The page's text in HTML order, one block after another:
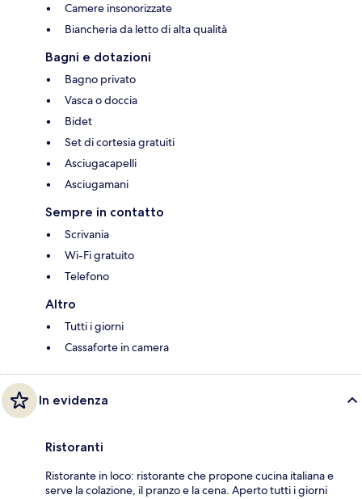
Camere insonorizzate
Biancheria da letto di alta qualità
Bagni e dotazioni
Bagno privato
Vasca o doccia
Bidet
Set di cortesia gratuiti
Asciugacapelli
Asciugamani
Sempre in contatto
Scrivania
Wi-Fi gratuito
Telefono
Altro
Tutti i giorni
Cassaforte in camera
In evidenza
Ristoranti
Ristorante in loco: ristorante che propone cucina italiana e
serve la colazione, il pranzo e la cena. Aperto tutti i giorni